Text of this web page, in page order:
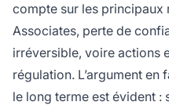
compte sur les principaux
Associates, perte de
irréversible, voire actions
régulation. L’argument
le long terme est évident :